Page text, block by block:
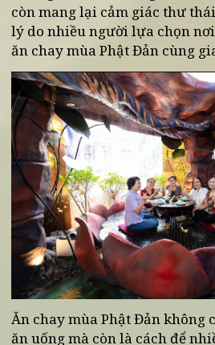
Thực đơn chay tinh tế
Các món ăn tại tại các nhà
biến theo phong cách thanh
được sự hài hòa trong
thực khách cảm nhận rõ
Phật Đản.
Khoảng thời gian để sống chậm
Không chỉ là nơi dùng bữa,
còn mang lại cảm giác thư
lý do nhiều người lựa chọn
ăn chay mùa Phật Đản